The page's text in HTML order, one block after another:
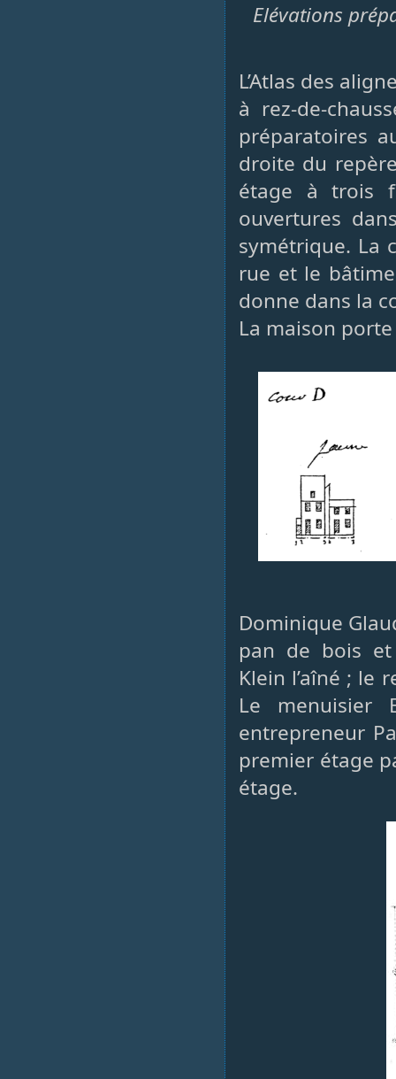
Elévations
L’Atlas des
à rez-de-
préparatoires
droite du
étage à trois
ouvertures
symétrique. La
rue et le
donne dans la
La maison porte
Dominique
pan de bois et
Klein l’aîné ; le
Le menuisier
entrepreneur
premier étage
étage.